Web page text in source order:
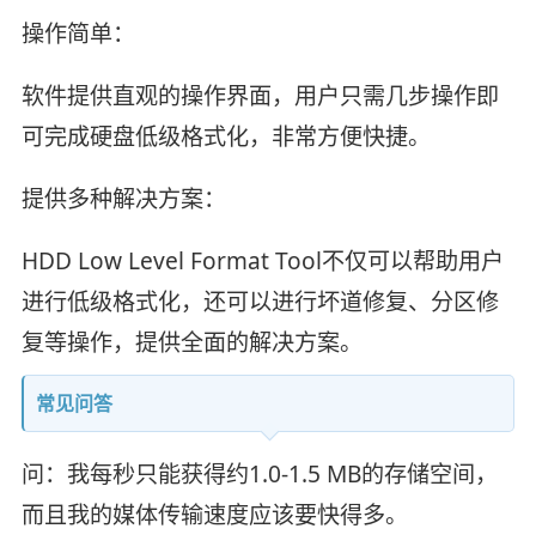
操作简单：
软件提供直观的操作界面，用户只需几步操作即
可完成硬盘低级格式化，非常方便快捷。
提供多种解决方案：
HDD Low Level Format Tool不仅可以帮助用户
进行低级格式化，还可以进行坏道修复、分区修
复等操作，提供全面的解决方案。
常见问答
问：我每秒只能获得约1.0-1.5 MB的存储空间，
而且我的媒体传输速度应该要快得多。